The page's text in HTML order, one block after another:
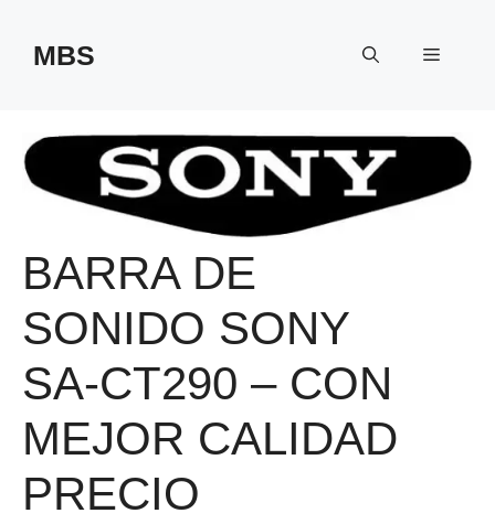
contenido
MBS Menú
BARRA DE
SONIDO SONY
SA-CT290 – CON
MEJOR CALIDAD
PRECIO